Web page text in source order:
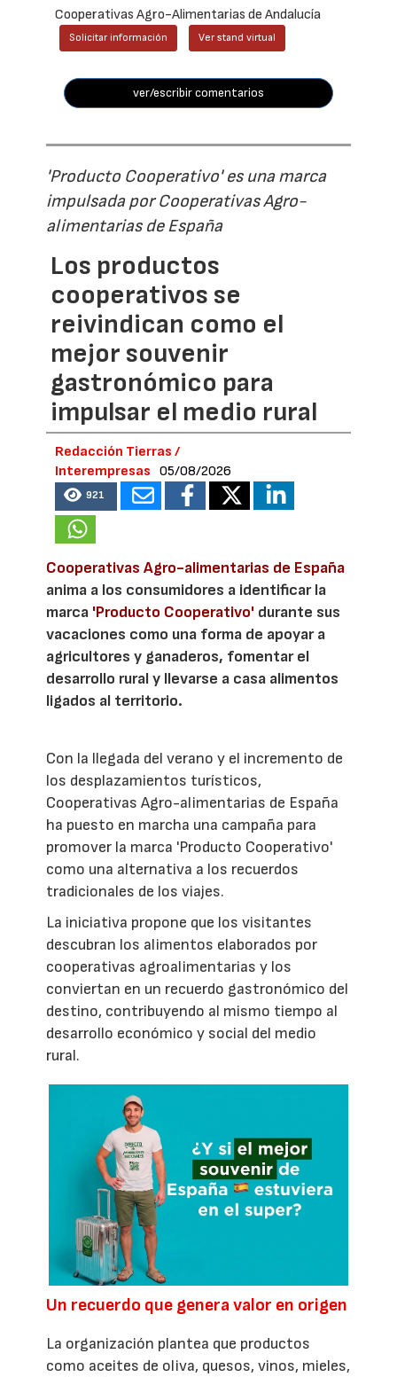
Cooperativas Agro-Alimentarias de Andalucía
Solicitar información Ver stand virtual
ver/escribir comentarios
'Producto Cooperativo' es una marca
impulsada por Cooperativas Agro-
alimentarias de España
Los productos
cooperativos se
reivindican como el
mejor souvenir
gastronómico para
impulsar el medio rural
Redacción Tierras /
Interempresas
05/08/2026
921
Cooperativas Agro-alimentarias de España
anima a los consumidores a identificar la
marca 'Producto Cooperativo' durante sus
vacaciones como una forma de apoyar a
agricultores y ganaderos, fomentar el
desarrollo rural y llevarse a casa alimentos
ligados al territorio.
Con la llegada del verano y el incremento de
los desplazamientos turísticos,
Cooperativas Agro-alimentarias de España
ha puesto en marcha una campaña para
promover la marca 'Producto Cooperativo'
como una alternativa a los recuerdos
tradicionales de los viajes.
La iniciativa propone que los visitantes
descubran los alimentos elaborados por
cooperativas agroalimentarias y los
conviertan en un recuerdo gastronómico del
destino, contribuyendo al mismo tiempo al
desarrollo económico y social del medio
rural.
Un recuerdo que genera valor en origen
La organización plantea que productos
como aceites de oliva, quesos, vinos, mieles,